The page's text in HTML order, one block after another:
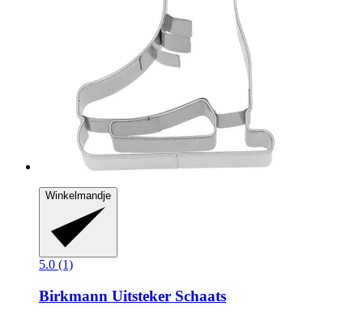
Winkelmandje
5.0 (1)
Birkmann Uitsteker Schaats